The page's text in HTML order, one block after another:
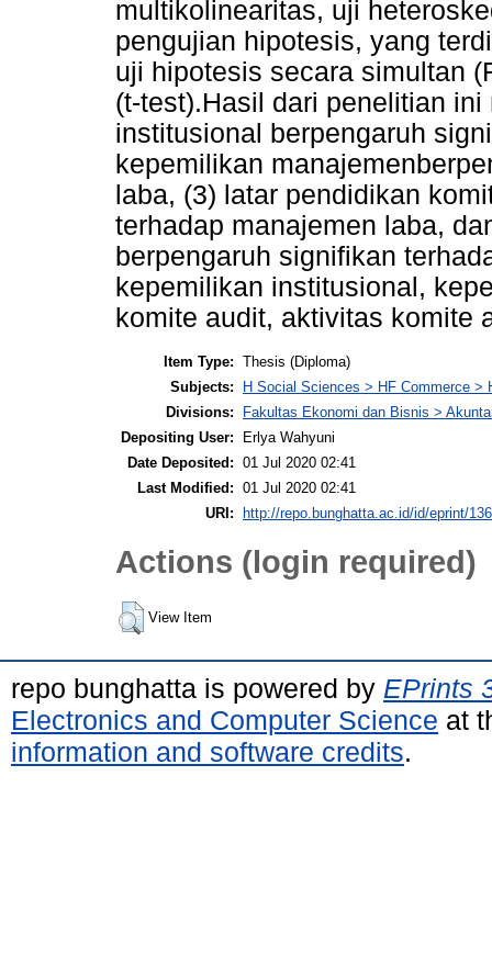
multikolinearitas, uji
pengujian hipotesis, yang
uji hipotesis secara simultan
(t-test).Hasil dari penelitian
institusional berpengaruh
kepemilikan
laba, (3) latar pendidikan
terhadap manajemen laba,
berpengaruh signifikan
kepemilikan institusional,
komite audit, aktivitas komite
Item Type: Thesis (Diploma)
Subjects:
H Social Sciences > HF Commerce >
Divisions:
Fakultas Ekonomi dan Bisnis >
Depositing User:
Erlya Wahyuni
Date Deposited: 01 Jul 2020 02:41
Last Modified: 01 Jul 2020 02:41
URI:
http://repo.bunghatta.ac.id/id/eprint/136
Actions (login required)
View Item
repo bunghatta is powered by EPrints
Electronics and Computer Science at
information and software credits.